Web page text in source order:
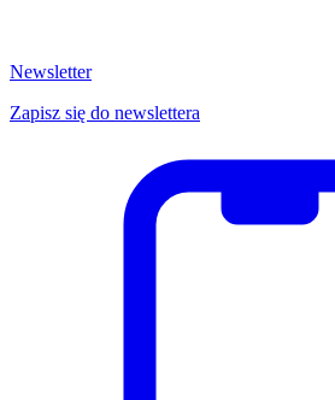
Newsletter
Zapisz się do newslettera